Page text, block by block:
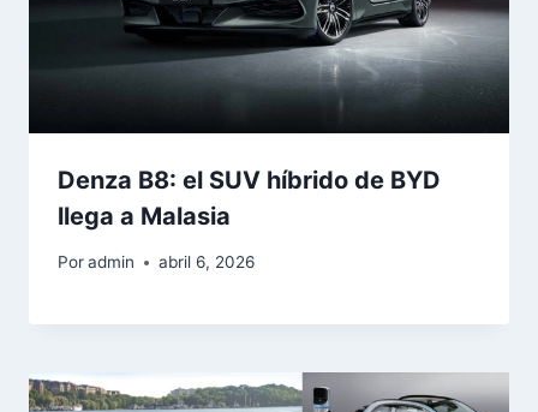
Denza B8: el SUV híbrido de BYD
llega a Malasia
Poradmin abril 6, 2026